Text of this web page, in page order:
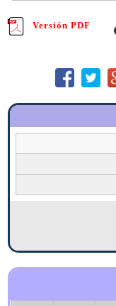
Versión PDF